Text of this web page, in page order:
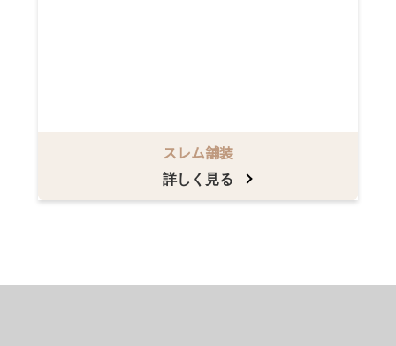
スレム舗装
詳しく見る